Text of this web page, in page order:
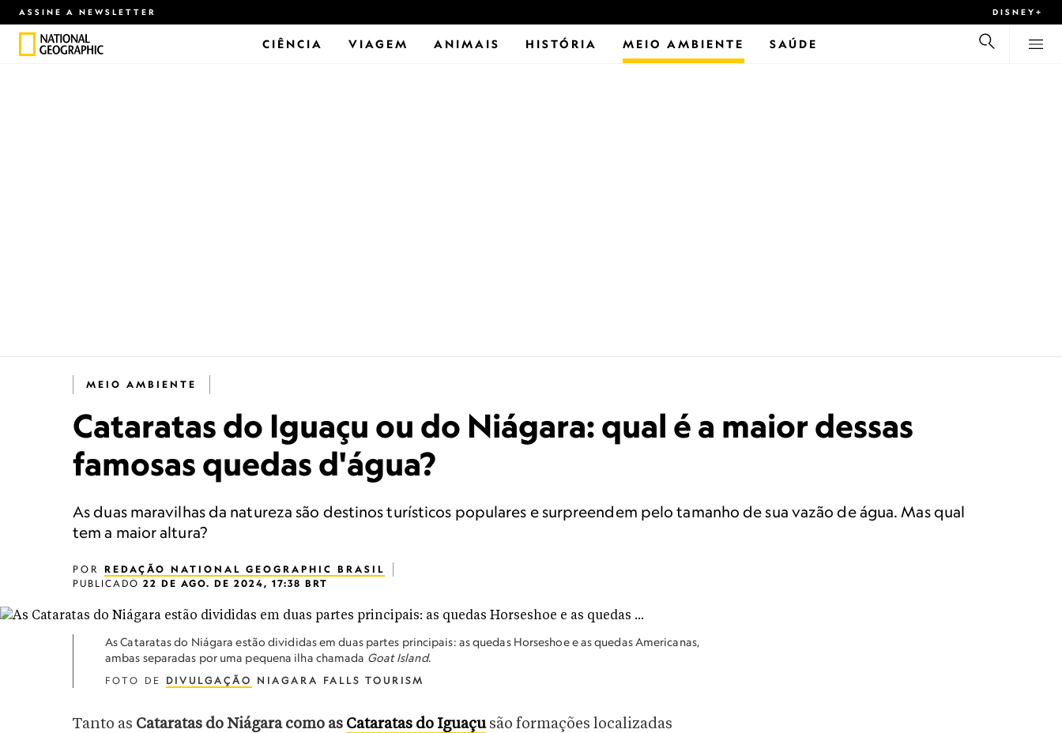
ASSINE A NEWSLETTER DISNEY+
CIÊNCIA VIAGEM ANIMAIS HISTÓRIA MEIO AMBIENTE SAÚDE
MEIO AMBIENTE
Cataratas do Iguaçu ou do Niágara: qual é a maior dessas
famosas quedas d'água?
As duas maravilhas da natureza são destinos turísticos populares e surpreendem pelo tamanho de sua vazão de água. Mas qual
tem a maior altura?
POR REDAÇÃO NATIONAL GEOGRAPHIC BRASIL
PUBLICADO 22 DE AGO. DE 2024, 17:38 BRT
As Cataratas do Niágara estão divididas em duas partes principais: as quedas Horseshoe e as quedas Americanas,
ambas separadas por uma pequena ilha chamada Goat Island.
FOTO DE DIVULGAÇÃO NIAGARA FALLS TOURISM
Tanto as Cataratas do Niágara como as Cataratas do Iguaçusão formações localizadas